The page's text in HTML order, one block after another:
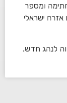
ומספר
אזרח ישראלי
לנהג חדש.